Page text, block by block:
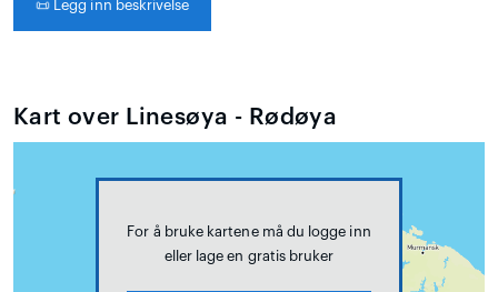
📜 Legg inn beskrivelse
Kart over Linesøya - Rødøya
For å bruke kartene må du logge inn
eller lage en gratis bruker